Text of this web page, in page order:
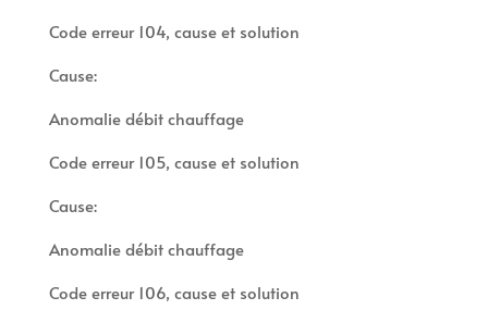
Code erreur 104, cause et solution
Cause:
Anomalie débit chauffage
Code erreur 105, cause et solution
Cause:
Anomalie débit chauffage
Code erreur 106, cause et solution